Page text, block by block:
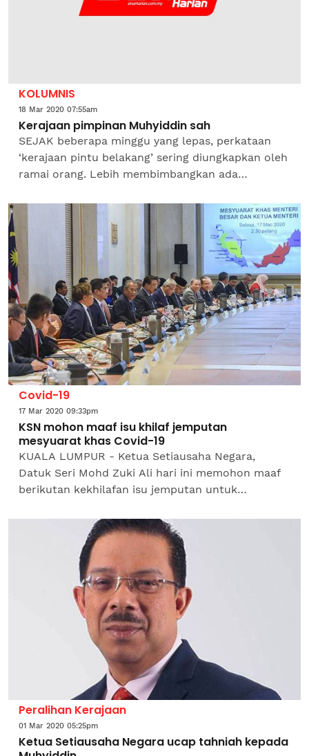
KOLUMNIS
18 Mar 2020 07:55am
Kerajaan pimpinan Muhyiddin sah
SEJAK beberapa minggu yang lepas, perkataan
‘kerajaan pintu belakang’ sering diungkapkan oleh
ramai orang. Lebih membimbangkan ada
memahami...
Covid-19
17 Mar 2020 09:33pm
KSN mohon maaf isu khilaf jemputan
mesyuarat khas Covid-19
KUALA LUMPUR - Ketua Setiausaha Negara,
Datuk Seri Mohd Zuki Ali hari ini memohon maaf
berikutan kekhilafan isu jemputan untuk
bagi menangani penularan...
Peralihan Kerajaan
01 Mar 2020 05:25pm
Ketua Setiausaha Negara ucap tahniah kepada